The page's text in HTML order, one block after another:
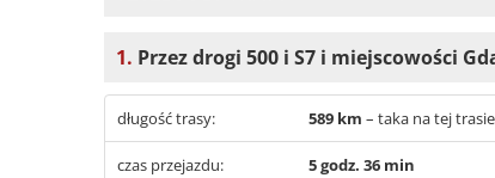
1. Przez drogi 500 i S7 i miejscowości
długość trasy: 589 km – taka na tej
czas przejazdu: 5 godz. 36 min